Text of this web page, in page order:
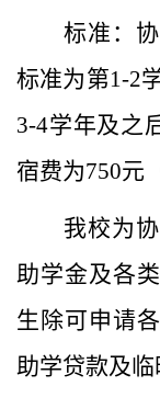
标准：
标准为第1-2
3-4学年及之
宿费为750元
我校为
助学金及各
生除可申请
助学贷款及临